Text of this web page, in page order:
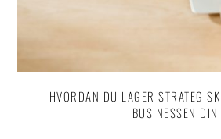
HVORDAN DU LAGER
BUSINESSEN DIN